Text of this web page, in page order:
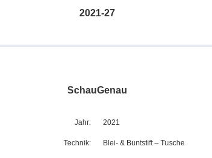
2021-27
SchauGenau
Jahr:
Technik:
2021
Blei- & Buntstift– Tusche